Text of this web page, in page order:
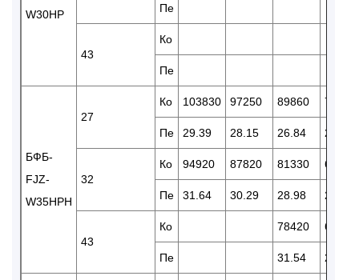
W30HP
Пе
43
Ко
Пе
БФБ-
FJZ-
W35HPH
27
Ко 103830 97250 89860 75570
Пе 29.39 28.15 26.84 25.03
32
Ко 94920 87820 81330 69220
Пе 31.64 30.29 28.98 26.19
43
Ко 78420 62350
Пе 31.54 28.76